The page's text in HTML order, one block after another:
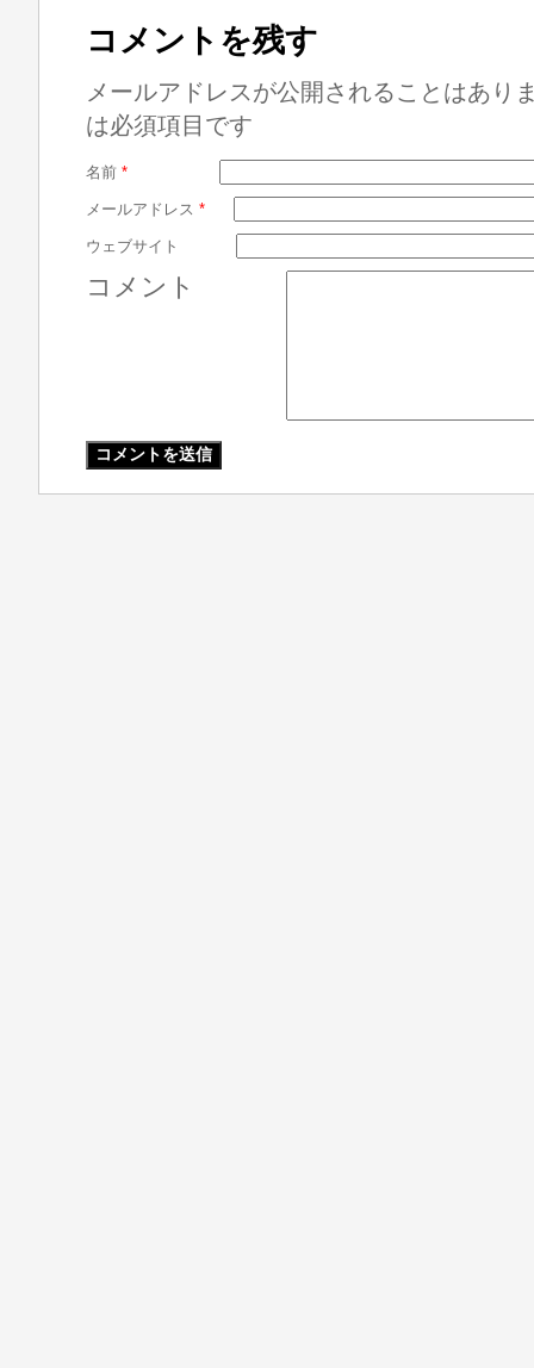
コメントを残す
メールアドレスが公開されることはあり
は必須項目です
名前 *
メールアドレス *
ウェブサイト
コメント